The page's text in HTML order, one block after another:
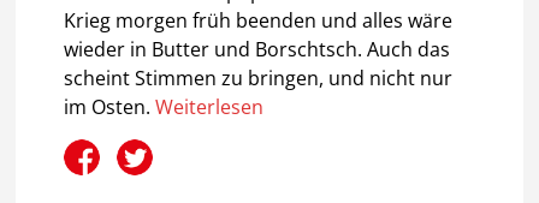
Krieg morgen früh beenden und alles wäre
wieder in Butter und Borschtsch. Auch das
scheint Stimmen zu bringen, und nicht nur
im Osten.Weiterlesen